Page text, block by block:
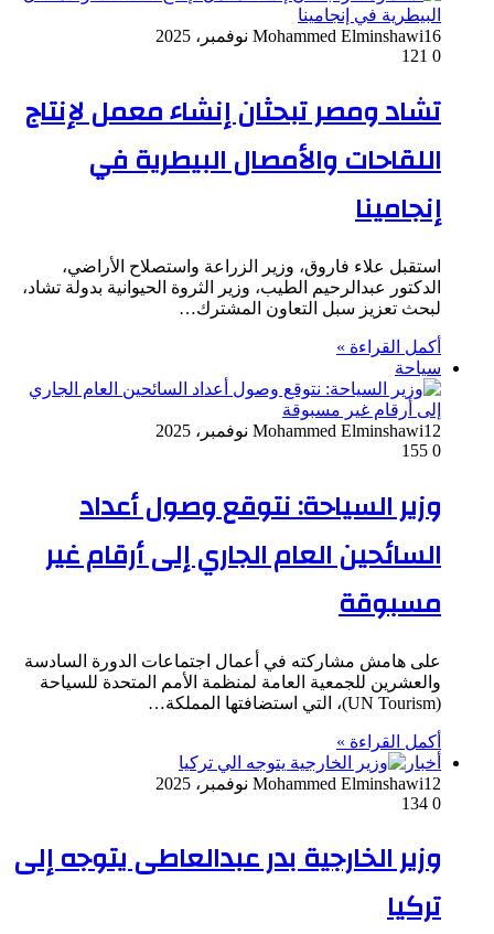
Mohammed Elminshawi16 نوفمبر، 2025
0
تشاد ومصر تبحثان إنشاء معمل لإنتاج
اللقاحات والأمصال البيطرية في
إنجامينا
استقبل علاء فاروق، وزير الزراعة واستصلاح الأراضي،
الدكتور عبدالرحيم الطيب، وزير الثروة الحيوانية بدولة تشاد،
لبحث تعزيز سبل التعاون المشترك…
أكمل القراءة »
سياحة
Mohammed Elminshawi12 نوفمبر، 2025
0
وزير السياحة: نتوقع وصول أعداد
السائحين العام الجاري إلى أرقام غير
مسبوقة
على هامش مشاركته في أعمال اجتماعات الدورة السادسة
والعشرين للجمعية العامة لمنظمة الأمم المتحدة للسياحة
(UN Tourism)، التي استضافتها المملكة…
أكمل القراءة »
أخبار
Mohammed Elminshawi12 نوفمبر، 2025
0
وزير الخارجية بدر عبدالعاطى يتوجه إلى
تركيا